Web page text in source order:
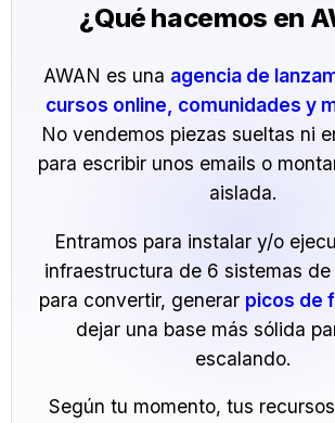
¿Qué hacemos en
AWAN es una agencia de
cursos online, comunidades y
No vendemos piezas sueltas ni
para escribir unos emails o
aislada.
Entramos para instalar y/o
infraestructura de 6 sistemas
para convertir, generar picos de
dejar una base más sólida
escalando.
Según tu momento, tus